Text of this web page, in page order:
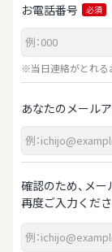
お電話番号 必須
※当日連絡がとれる
あなたのメール
確認のため、メ
再度ご入力くだ